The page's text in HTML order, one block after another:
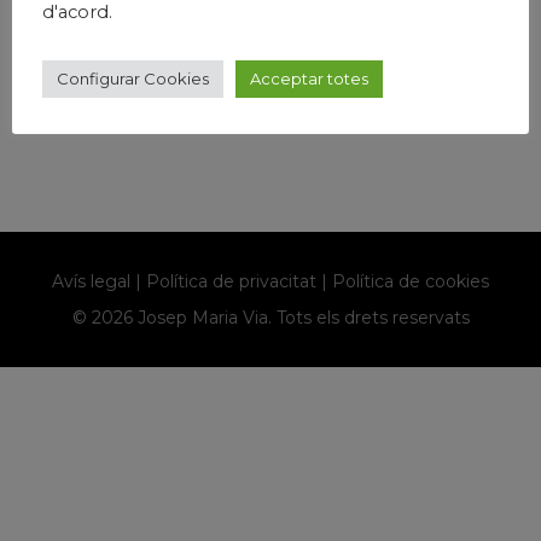
sense president, el que com ja passa habitualment amb les
Llegir Més
© 2026 Josep Maria Via. Tots els drets reservats
Avís legal | Política de privacitat | Política de cookies
d'acord.
Configurar Cookies Acceptar totes